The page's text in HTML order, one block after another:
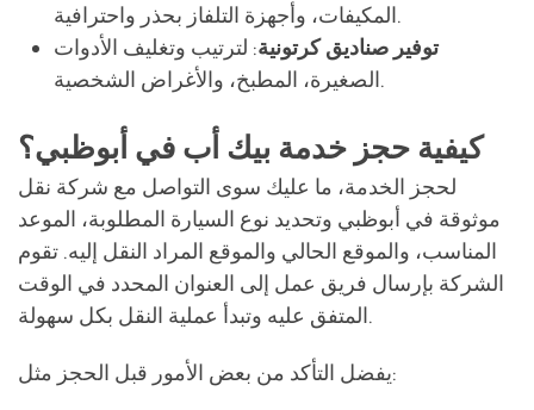
المكيفات، وأجهزة التلفاز بحذر واحترافية.
توفير صناديق كرتونية: لترتيب وتغليف الأدوات
الصغيرة، المطبخ، والأغراض الشخصية.
كيفية حجز خدمة بيك أب في أبوظبي؟
لحجز الخدمة، ما عليك سوى التواصل مع شركة نقل
موثوقة في أبوظبي وتحديد نوع السيارة المطلوبة، الموعد
المناسب، والموقع الحالي والموقع المراد النقل إليه. تقوم
الشركة بإرسال فريق عمل إلى العنوان المحدد في الوقت
المتفق عليه وتبدأ عملية النقل بكل سهولة.
يفضل التأكد من بعض الأمور قبل الحجز مثل: